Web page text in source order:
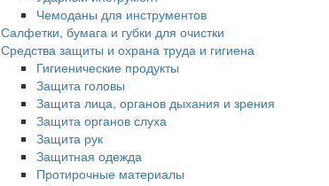
Чемоданы для инструментов
Салфетки, бумага и губки для очистки
Средства защиты и охрана труда и гигиена
Гигиенические продукты
Защита головы
Защита лица, органов дыхания и зрения
Защита органов слуха
Защита рук
Защитная одежда
Протирочные материалы